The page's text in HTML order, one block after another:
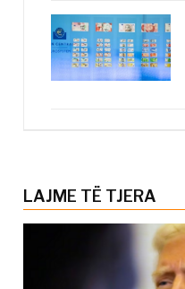
LAJME TË TJERA